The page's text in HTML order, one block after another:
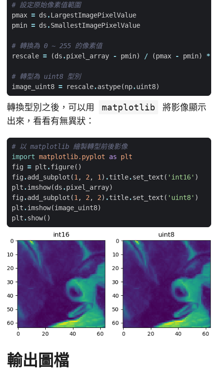
# 設定原始像素值範圍
pmax = ds .LargestImagePixelValue
pmin = ds .SmallestImagePixelValue
# 轉換為 0 ~ 255 的像素值
rescale = (ds .pixel_array - pmin) / (pmax - pmin) *
# 轉型為 uint8 型別
image_uint8 = rescale.astype(np.uint8)
轉換型別之後，可以用 matplotlib
將影像顯示
出來，看看有無異狀：
# 以 matplotlib 繪製轉型前後影像
import matplotlib.pyplot as
plt
fig = plt .figure()
fig .add_subplot (1 , 2 , 1 ) .title.set_text ( 'int16' )
plt .imshow(ds .pixel_array)
fig .add_subplot (1 , 2 , 2) .title.set_text ( 'uint8' )
plt .imshow(image_uint8)
plt .show()
輸出圖檔